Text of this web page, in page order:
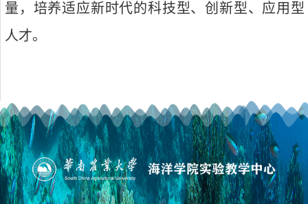
量，培养适应新时代的科技型、创新型、应用型
人才。